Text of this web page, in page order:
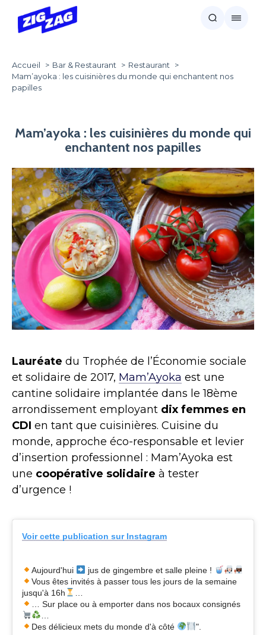
Accueil Bar & Restaurant
Restaurant
Mam’ayoka : les cuisinières du monde qui enchantent nos
papilles
Mam’ayoka : les cuisinières du monde qui
enchantent nos papilles
Lauréate du Trophée de l’Économie sociale
et solidaire de 2017, Mam’Ayoka est une
cantine solidaire implantée dans le 18ème
arrondissement employant dix femmes en
CDI en tant que cuisinières. Cuisine du
monde, approche éco-responsable et levier
d’insertion professionnel : Mam’Ayoka est
une coopérative solidaire à tester
d’urgence !
Voir cette publication sur Instagram
Aujourd'hui
jus de gingembre et salle pleine !
Vous êtes invités à passer tous les jours de la semaine
jusqu'à 16h
… Sur place ou à emporter dans nos bocaux consignés
Des délicieux mets du monde d'à côté
".